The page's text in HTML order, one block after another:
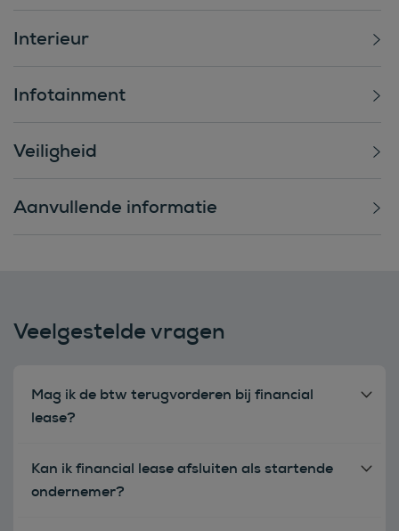
Interieur
Infotainment
Veiligheid
Aanvullende informatie
Veelgestelde vragen
Mag ik de btw terugvorderen bij financial
lease?
Kan ik financial lease afsluiten als startende
ondernemer?